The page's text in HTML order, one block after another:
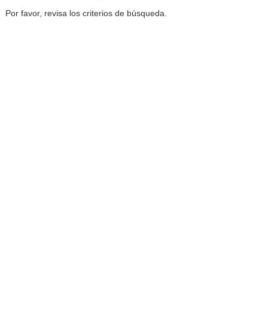
Por favor, revisa los criterios de búsqueda.